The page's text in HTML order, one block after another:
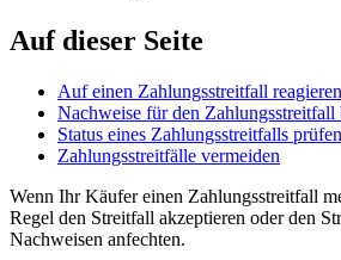
Auf dieser Seite
Auf einen Zahlungsstreitfall reagieren
Nachweise für den Zahlungsstreitfall
Status eines Zahlungsstreitfalls prüfen
Zahlungsstreitfälle vermeiden
Wenn Ihr Käufer einen Zahlungsstreitfall
Regel den Streitfall akzeptieren oder den
Nachweisen anfechten.